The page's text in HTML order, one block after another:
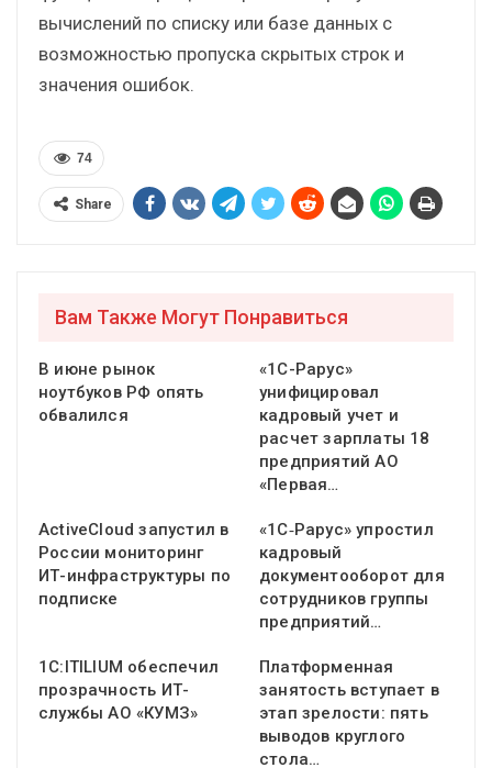
вычислений по списку или базе данных с
возможностью пропуска скрытых строк и
значения ошибок.
74
Share
Вам Также Могут Понравиться
В июне рынок
ноутбуков РФ опять
обвалился
«1С-Рарус»
унифицировал
кадровый учет и
расчет зарплаты 18
предприятий АО
«Первая…
ActiveCloud запустил в
России мониторинг
ИТ-инфраструктуры по
подписке
«1С‑Рарус» упростил
кадровый
документооборот для
сотрудников группы
предприятий…
1С:ITILIUM обеспечил
прозрачность ИТ-
службы АО «КУМЗ»
Платформенная
занятость вступает в
этап зрелости: пять
выводов круглого
стола…